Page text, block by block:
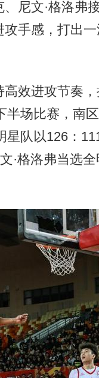
尼文·格洛弗
手感，打出
效进攻节奏，
场比赛，南
队以126：
·格洛弗当选